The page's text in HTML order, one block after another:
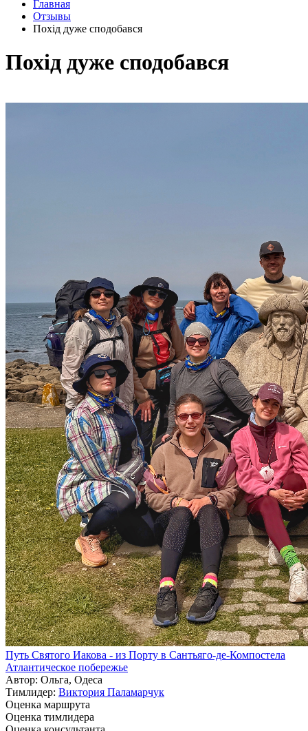
Главная
Отзывы
Похід дуже сподобався
Похід дуже сподобався
Путь Святого Иакова - из Порту в Сантьяго-де-Компостела
Атлантическое побережье
Автор: Ольга, Одеса
Тимлидер: Виктория Паламарчук
Оценка маршрута
Оценка тимлидера